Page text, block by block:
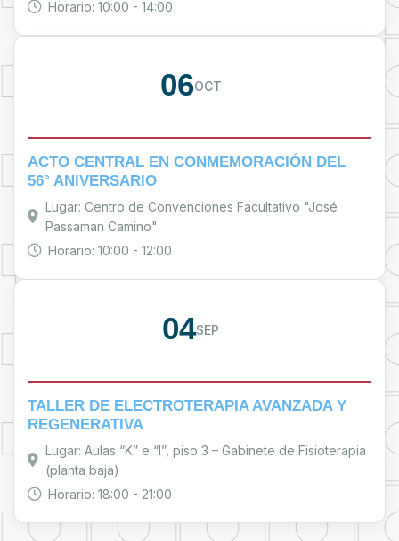
Horario: 10:00 - 14:00
06OCT
ACTO CENTRAL EN CONMEMORACIÓN DEL
56° ANIVERSARIO
Lugar: Centro de Convenciones Facultativo "José
Passaman Camino"
Horario: 10:00 - 12:00
04SEP
TALLER DE ELECTROTERAPIA AVANZADA Y
REGENERATIVA
Lugar: Aulas “K” e “I”, piso 3 – Gabinete de Fisioterapia
(planta baja)
Horario: 18:00 - 21:00